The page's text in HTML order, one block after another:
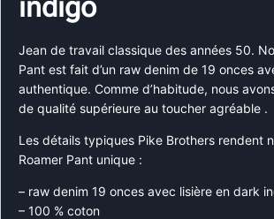
indigo
Jean de travail classique des années 50.
Pant est fait d’un raw denim de 19 onces
authentique. Comme d’habitude, nous
de qualité supérieure au toucher agréable .
Les détails typiques Pike Brothers rendent
Roamer Pant unique :
– raw denim 19 onces avec lisière en dark
– 100 % coton